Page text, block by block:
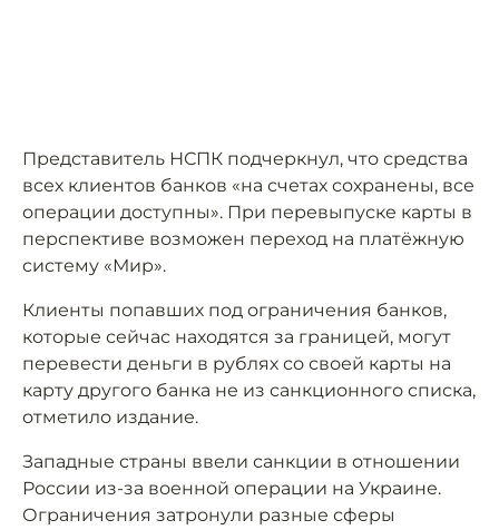
Представитель НСПК подчеркнул, что средства
всех клиентов банков «на счетах сохранены, все
операции доступны». При перевыпуске карты в
перспективе возможен переход на платёжную
систему «Мир».
Клиенты попавших под ограничения банков,
которые сейчас находятся за границей, могут
перевести деньги в рублях со своей карты на
карту другого банка не из санкционного списка,
отметило издание.
Западные страны ввели санкции в отношении
России из-за военной операции на Украине.
Ограничения затронули разные сферы